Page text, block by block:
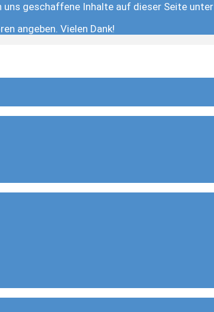
geschaffene Inhalte auf dieser Seite unter
angeben. Vielen Dank!